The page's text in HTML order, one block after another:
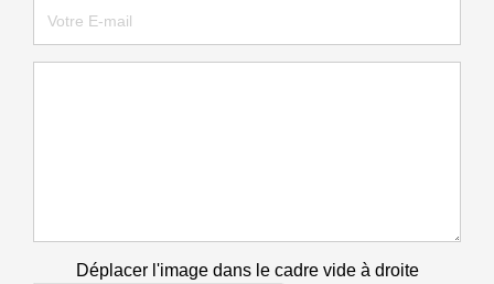
Déplacer l'image dans le cadre vide à droite